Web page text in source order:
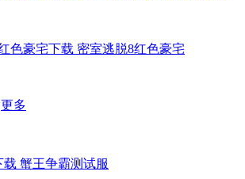
密室逃脱8红色豪宅
更多
蟹王争霸测试服